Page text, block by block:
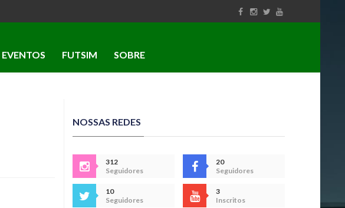
EVENTOS FUTSIM SOBRE
NOSSAS REDES
312
Seguidores
20
Seguidores
10
Seguidores
3
Inscritos